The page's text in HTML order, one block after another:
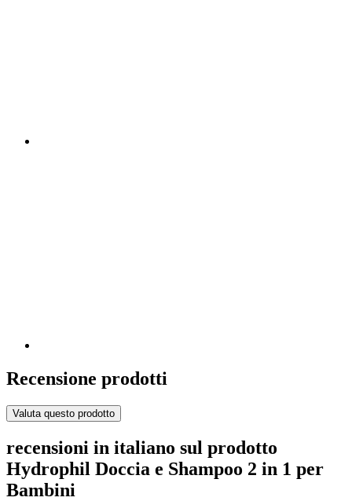
Recensione prodotti
Valuta questo prodotto
recensioni in italiano sul prodotto
Hydrophil Doccia e Shampoo 2 in 1 per
Bambini